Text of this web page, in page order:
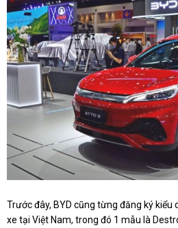
Trước đây, BYD cũng từng đăng ký kiểu
xe tại Việt Nam, trong đó 1 mẫu là